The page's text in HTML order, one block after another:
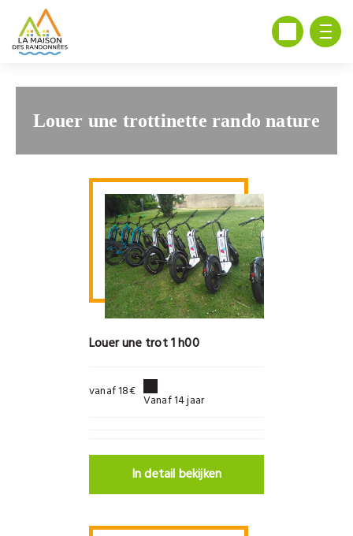
Louer une trottinette rando nature
Louer une trot 1 h00
vanaf 18€ Vanaf 14 jaar
In detail bekijken